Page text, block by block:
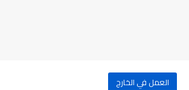
العمل في الخارج